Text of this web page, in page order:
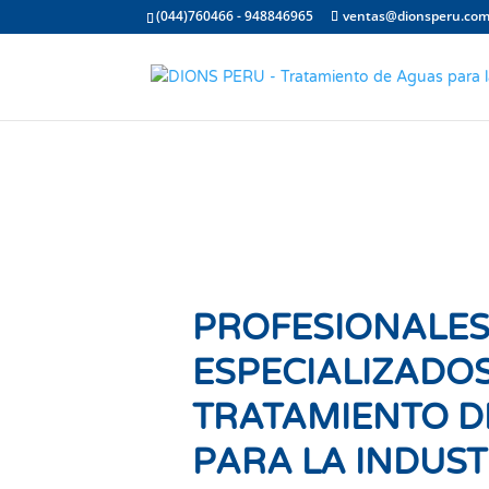
(044)760466 - 948846965 ventas@dionsperu.com
PROFESIONALES
TRATAMIENTO
PARA LA